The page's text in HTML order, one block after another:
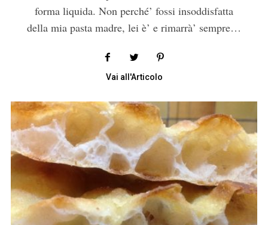
forma liquida. Non perché’ fossi insoddisfatta
della mia pasta madre, lei è’ e rimarrà’ sempre…
Vai all'Articolo